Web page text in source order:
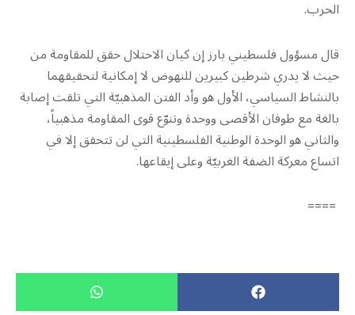
الحرب.
قال مسؤول فلسطيني بارز إن كيان الاحتلال حقق للمقاومة من
حيث لا يدري شرطين كبيرين للنهوض لا إمكانية لتحقيقهما
بالنشاط السياسي، الأول هو وأد الفتن المذهبيّة التي تلقت إصابة
بالغة مع طوفان الأقصى ووحدة وتنوّع قوى المقاومة مذهبياً،
والثاني هو الوحدة الوطنية الفلسطينية التي لن تتحقق إلا في
اتساع معركة الضفة الغربيّة وعلى إيقاعها.
====